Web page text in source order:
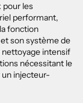
pour les
performant,
fonction
son système de
nettoyage intensif
nécessitant le
injecteur-